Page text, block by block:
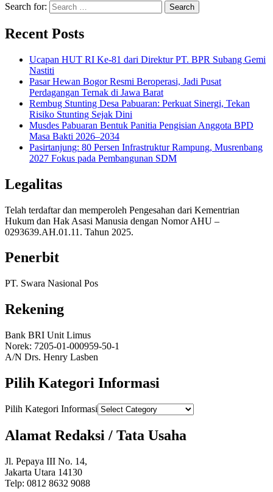
Search for:
Recent Posts
Ucapan HUT RI Ke-81 dari Direktur PT. BPR Subang Gemi
Nastiti
Pasar Hewan Bogor Resmi Beroperasi, Jadi Pusat
Perdagangan Ternak di Jawa Barat
Rembug Stunting Desa Pabuaran: Perkuat Sinergi, Tekan
Risiko Stunting Sejak Dini
Musdes Pabuaran Bentuk Panitia Pengisian Anggota BPD
Masa Bakti 2026–2034
Pasirtanjung: 80 Persen Infrastruktur Rampung, Musrenbang
2027 Fokus pada Pembangunan SDM
Legalitas
Telah terdaftar dan memperoleh Pengesahan dari Kementrian
Hukum dan Hak Asasi Manusia dengan Nomor AHU –
0293639.AH.01.11. Tahun 2025.
Penerbit
PT. Swara Nasional Pos
Rekening
Bank BRI Unit Limus
Norek: 7205-01-000959-50-1
A/N Drs. Henry Lasben
Pilih Kategori Informasi
Pilih Kategori Informasi
Alamat Redaksi / Tata Usaha
Jl. Pepaya III No. 14,
Jakarta Utara 14130
Telp: 0812 8632 9088